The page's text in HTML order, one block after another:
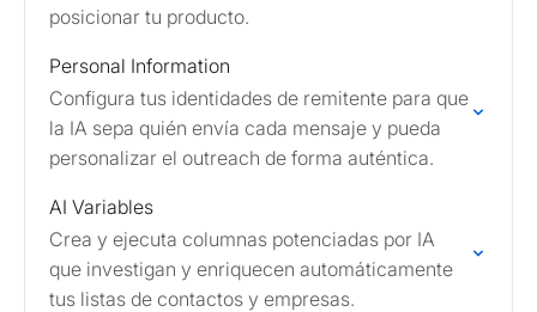
posicionar tu producto.
Personal Information
Configura tus identidades de remitente para que
la IA sepa quién envía cada mensaje y pueda
personalizar el outreach de forma auténtica.
AI Variables
Crea y ejecuta columnas potenciadas por IA
que investigan y enriquecen automáticamente
tus listas de contactos y empresas.